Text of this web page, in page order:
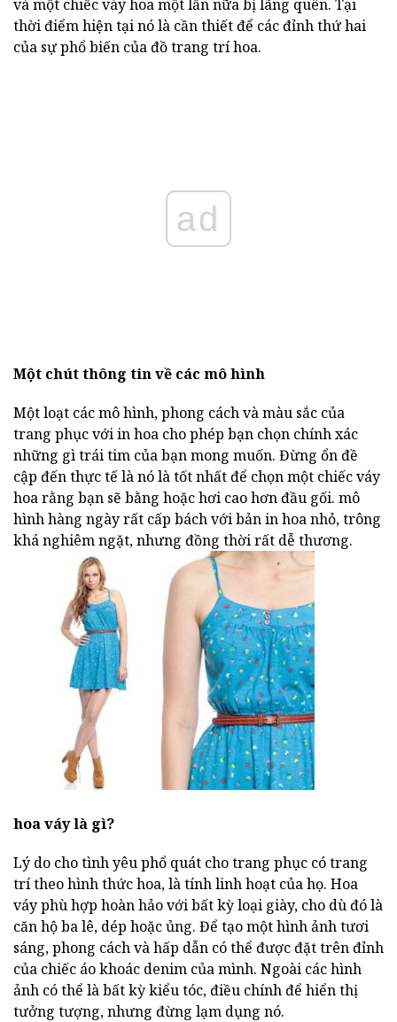
và một chiếc váy hoa một lần nữa bị lãng quên. Tại
thời điểm hiện tại nó là cần thiết để các đỉnh thứ hai
của sự phổ biến của đồ trang trí hoa.
ad
Một chút thông tin về các mô hình
Một loạt các mô hình, phong cách và màu sắc của
trang phục với in hoa cho phép bạn chọn chính xác
những gì trái tim của bạn mong muốn. Đừng ổn đề
cập đến thực tế là nó là tốt nhất để chọn một chiếc váy
hoa rằng bạn sẽ bằng hoặc hơi cao hơn đầu gối. mô
hình hàng ngày rất cấp bách với bản in hoa nhỏ, trông
khá nghiêm ngặt, nhưng đồng thời rất dễ thương.
hoa váy là gì?
Lý do cho tình yêu phổ quát cho trang phục có trang
trí theo hình thức hoa, là tính linh hoạt của họ. Hoa
váy phù hợp hoàn hảo với bất kỳ loại giày, cho dù đó là
căn hộ ba lê, dép hoặc ủng. Để tạo một hình ảnh tươi
sáng, phong cách và hấp dẫn có thể được đặt trên đỉnh
của chiếc áo khoác denim của mình. Ngoài các hình
ảnh có thể là bất kỳ kiểu tóc, điều chính để hiển thị
tưởng tượng, nhưng đừng lạm dụng nó.